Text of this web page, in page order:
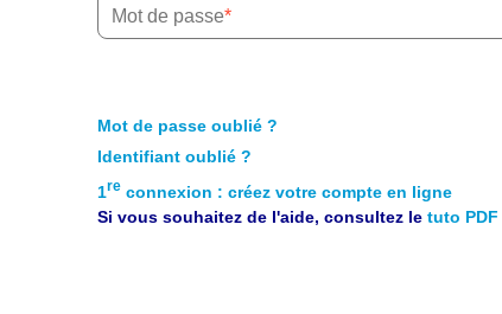
Mot de passe
Mot de passe oublié ?
Identifiant oublié ?
1re connexion : créez votre compte en ligne
Si vous souhaitez de l'aide, consultez le tuto PDF